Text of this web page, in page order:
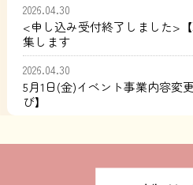
2026.04.30
<申し込み受付終了しました>
集します
2026.04.30
5月1日(金)イベント事業内容変
び】